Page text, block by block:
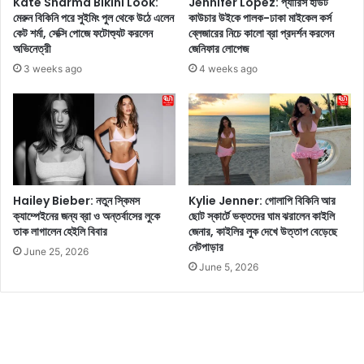
যে
খা
নে
দে
ক
টি
লো
ক
জ
না
কী
র
ন
তু
ন
ঋ
ণ
সু
বি
ধা
পা
ও
যা
মেরুন বিকিনি পরে সুইমিং পুল থেকে উঠে এলেন
কেট শর্মা, সেক্সি পোজে ফটোশ্যুট করলেন
অভিনেত্রী
3 weeks ago
কাউচার উইকে পালক-ঢাকা মাইকেল কর্স
ব্লেজারের নিচে কালো ব্রা প্রদর্শন করলেন
জেনিফার লোপেজ
4 weeks ago
Hailey Bieber: নতুন স্কিমস
ক্যাম্পেইনের জন্য ব্রা ও অন্তর্বাসের লুকে
তাক লাগালেন হেইলি বিবার
June 25, 2026
Kylie Jenner: গোলাপি বিকিনি আর
ছোট স্কার্টে ভক্তদের ঘাম ঝরালেন কাইলি
জেনার, কাইলির লুক দেখে উত্তাপ বেড়েছে
নেটপাড়ার
June 5, 2026